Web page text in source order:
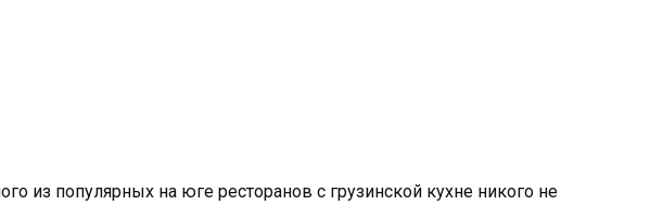
из популярных на юге ресторанов с грузинской кухне никого не